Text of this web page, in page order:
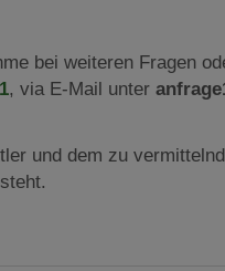
bei weiteren Fragen
, via E-Mail unter
und dem zu